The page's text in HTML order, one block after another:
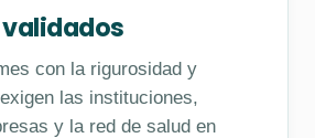
con la rigurosidad y
las instituciones,
y la red de salud en